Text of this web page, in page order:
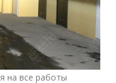
на все работы